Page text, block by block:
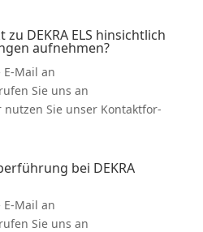
DEKRA ELS hinsichtlich
aufnehmen?
an
Sie uns an
nutzen Sie unser Kontakt­for­
bei DEKRA
an
Sie uns an